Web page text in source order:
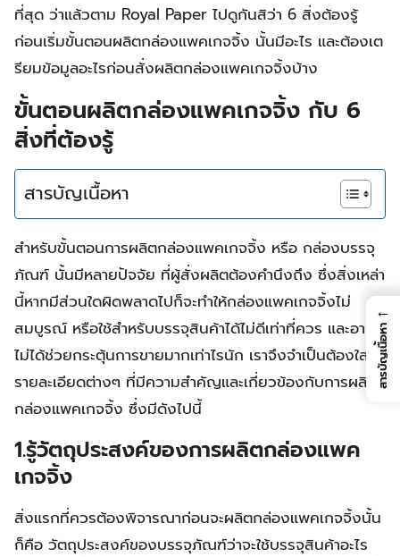
ที่สุด ว่าแล้วตาม Royal Paper ไปดูกันสิว่า 6 สิ่งต้องรู้
ก่อนเริ่มขั้นตอนผลิตกล่องแพคเกจจิ้ง นั้นมีอะไร และต้องเต
รียมข้อมูลอะไรก่อนสั่งผลิตกล่องแพคเกจจิ้งบ้าง
ขั้นตอนผลิตกล่องแพคเกจจิ้ง กับ 6
สิ่งที่ต้องรู้
สารบัญเนื้อหา
สำหรับขั้นตอนการผลิตกล่องแพคเกจจิ้ง หรือ กล่องบรรจุ
ภัณฑ์ นั้นมีหลายปัจจัย ที่ผู้สั่งผลิตต้องคำนึงถึง ซึ่งสิ่งเหล่า
นี้หากมีส่วนใดผิดพลาดไปก็จะทำให้กล่องแพคเกจจิ้งไม่
สมบูรณ์ หรือใช้สำหรับบรรจุสินค้าได้ไม่ดีเท่าที่ควร และอาจ
ไม่ได้ช่วยกระตุ้นการขายมากเท่าไรนัก เราจึงจำเป็นต้องใส่ใจ
รายละเอียดต่างๆ ที่มีความสำคัญและเกี่ยวข้องกับการผลิต
กล่องแพคเกจจิ้ง ซึ่งมีดังไปนี้
1.รู้วัตถุประสงค์ของการผลิตกล่องแพค
เกจจิ้ง
สิ่งแรกที่ควรต้องพิจารณาก่อนจะผลิตกล่องแพคเกจจิ้งนั้น
ก็คือ วัตถุประสงค์ของบรรจุภัณฑ์ว่าจะใช้บรรจุสินค้าอะไร
←
สารบัญเนื้อหา